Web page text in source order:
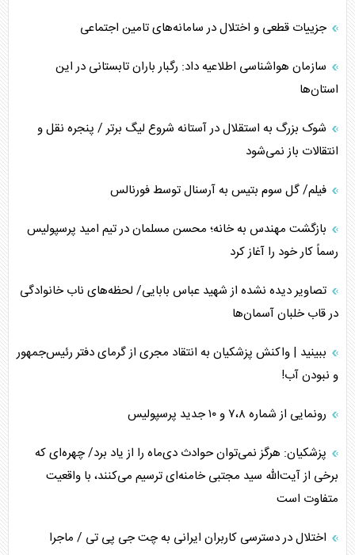
جزییات قطعی و اختلال در سامانه‌های تامین اجتماعی
سازمان هواشناسی اطلاعیه داد: رگبار باران تابستانی در این
استان‌ها
شوک بزرگ به استقلال در آستانه شروع لیگ برتر / پنجره نقل و
انتقالات باز نمی‌شود
فیلم/ گل سوم بتیس به آرسنال توسط فورنالس
بازگشت مهندس به خانه؛ محسن مسلمان در تیم امید پرسپولیس
رسماً کار خود را آغاز کرد
تصاویر دیده نشده از شهید عباس بابایی/ لحظه‌های ناب خانوادگی
در قاب خلبان آسمان‌ها
ببینید | واکنش پزشکیان به انتقاد مجری از گرمای دفتر رئیس‌جمهور
و نبودن آب!
رونمایی از شماره ۷،۸ و ۱۰ جدید پرسپولیس
پزشکیان: هرگز نمی‌توان حوادث دی‌ماه را از یاد برد/ چهره‌ای که
برخی از آیت‌الله سید مجتبی خامنه‌ای ترسیم می‌کنند، با واقعیت
متفاوت است
اختلال در دسترسی کاربران ایرانی به چت جی پی تی / ماجرا